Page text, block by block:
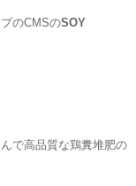
のCMSのSOY
で高品質な鶏糞堆肥の